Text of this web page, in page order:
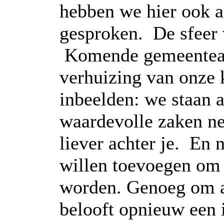
hebben we hier ook
gesproken. De
Komende
verhuizing van onze
inbeelden: we staan
waardevolle zaken
liever achter je. En
willen toevoegen
worden. Genoeg
belooft opnieuw een